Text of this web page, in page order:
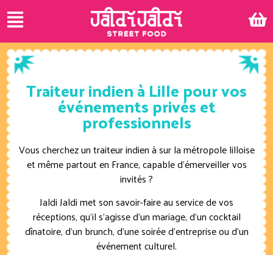
Traiteur indien à Lille pour vos
événements privés et
professionnels
Vous cherchez un traiteur indien à sur la métropole lilloise
et même partout en France, capable d’émerveiller vos
invités ?
Jaldi Jaldi met son savoir-faire au service de vos
réceptions, qu’il s’agisse d’un mariage, d’un cocktail
dînatoire, d’un brunch, d’une soirée d’entreprise ou d’un
événement culturel.